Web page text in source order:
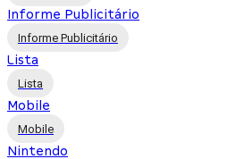
Informe Publicitário
Informe Publicitário
Lista
Lista
Mobile
Mobile
Nintendo